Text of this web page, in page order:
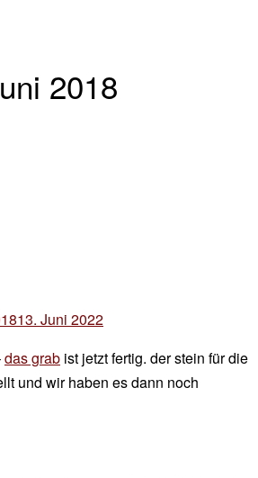
2018
13. Juni 2022
chef
das grab ist jetzt fertig. der stein für die
und wir haben es dann noch